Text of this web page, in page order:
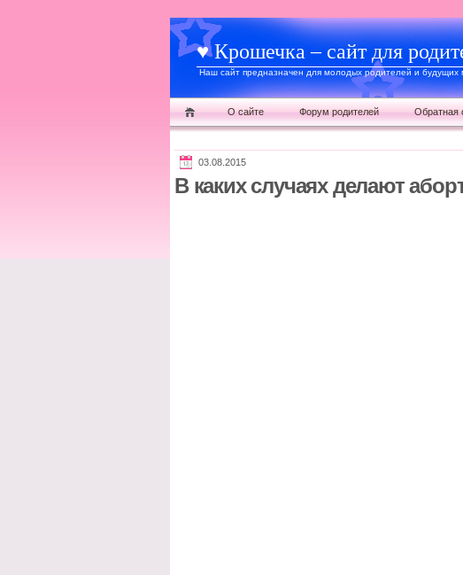
♥ Крошечка – сайт для
Наш сайт предназначен для молодых родителей и будущих
О сайте Форум родителей Обратная
03.08.2015
В каких случаях делают